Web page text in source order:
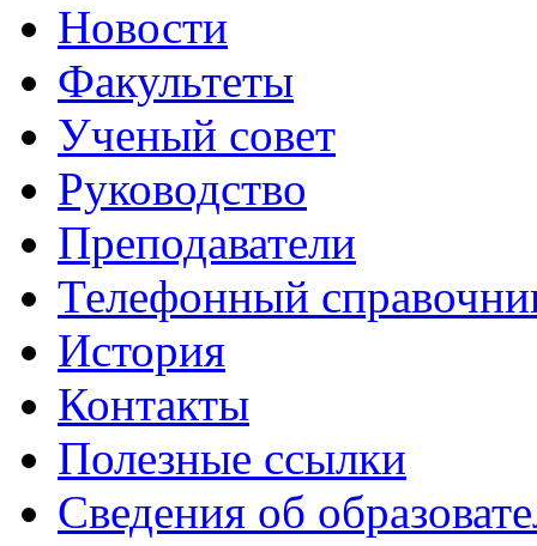
Новости
Факультеты
Ученый совет
Руководство
Преподаватели
Телефонный
История
Контакты
Полезные ссылки
Сведения об